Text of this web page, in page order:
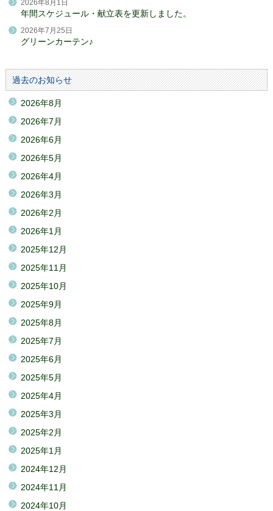
2026年8月1日
年間スケジュール・献立表を更新しました。
2026年7月25日
グリーンカーテン♪
過去のお知らせ
2026年8月
2026年7月
2026年6月
2026年5月
2026年4月
2026年3月
2026年2月
2026年1月
2025年12月
2025年11月
2025年10月
2025年9月
2025年8月
2025年7月
2025年6月
2025年5月
2025年4月
2025年3月
2025年2月
2025年1月
2024年12月
2024年11月
2024年10月